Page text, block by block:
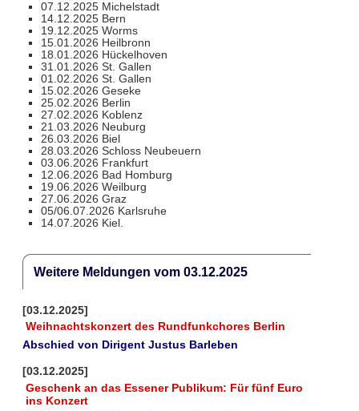
07.12.2025 Michelstadt
14.12.2025 Bern
19.12.2025 Worms
15.01.2026 Heilbronn
18.01.2026 Hückelhoven
31.01.2026 St. Gallen
01.02.2026 St. Gallen
15.02.2026 Geseke
25.02.2026 Berlin
27.02.2026 Koblenz
21.03.2026 Neuburg
26.03.2026 Biel
28.03.2026 Schloss Neubeuern
03.06.2026 Frankfurt
12.06.2026 Bad Homburg
19.06.2026 Weilburg
27.06.2026 Graz
05/06.07.2026 Karlsruhe
14.07.2026 Kiel.
Weitere Meldungen vom 03.12.2025
[03.12.2025]
Weihnachtskonzert des Rundfunkchores Berlin
Abschied von Dirigent Justus Barleben
[03.12.2025]
Geschenk an das Essener Publikum: Für fünf Euro
ins Konzert